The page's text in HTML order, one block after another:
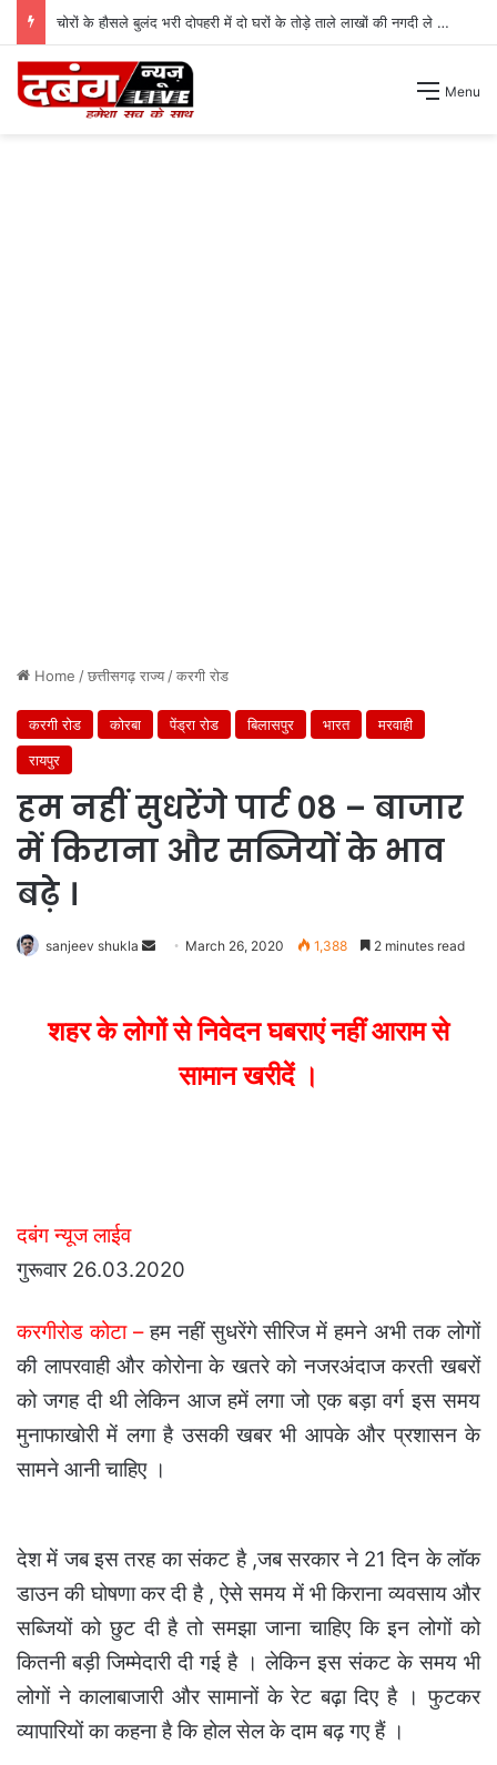
चोरों के हौसले बुलंद भरी दोपहरी में दो घरों के तोड़े ताले लाखों की नगदी ले भागे ।
Menu
Home /छत्तीसगढ़ राज्य/करगी रोड
करगी रोड कोरबा पेंड्रा रोड बिलासपुर भारत
मरवाही
रायपुर
हम नहीं सुधरेंगे पार्ट 08 – बाजार
में किराना और सब्जियों के भाव
बढ़े ।
sanjeev shukla
Send March 26, 2020 1,388 2 minutes read
शहर के लोगों से निवेदन घबराएं नहीं आराम से
सामान खरीदें ।
दबंग न्यूज लाईव
गुरूवार 26.03.2020
करगीरोड कोटा –हम नहीं सुधरेंगे सीरिज में हमने अभी तक लोगों
की लापरवाही और कोरोना के खतरे को नजरअंदाज करती खबरों
को जगह दी थी लेकिन आज हमें लगा जो एक बड़ा वर्ग इस समय
मुनाफाखोरी में लगा है उसकी खबर भी आपके और प्रशासन के
सामने आनी चाहिए ।
देश में जब इस तरह का संकट है ,जब सरकार ने 21 दिन के लाॅक
डाउन की घोषणा कर दी है , ऐसे समय में भी किराना व्यवसाय और
सब्जियों को छुट दी है तो समझा जाना चाहिए कि इन लोगों को
कितनी बड़ी जिम्मेदारी दी गई है । लेकिन इस संकट के समय भी
लोगों ने कालाबाजारी और सामानों के रेट बढ़ा दिए है । फुटकर
व्यापारियों का कहना है कि होल सेल के दाम बढ़ गए हैं ।